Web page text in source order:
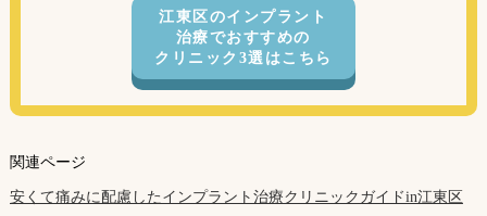
江東区のインプラント
治療でおすすめの
クリニック3選はこちら
関連ページ
安くて痛みに配慮したインプラント治療クリニックガイドin江東区